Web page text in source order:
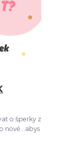
o šperky z
nové...abys